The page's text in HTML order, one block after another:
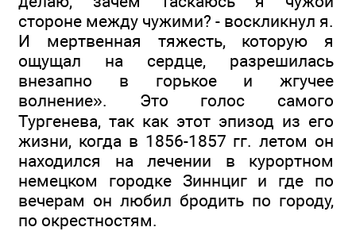
стороне между чужими? - воскликнул я.
И мертвенная тяжесть, которую я
ощущал на сердце, разрешилась
внезапно в горькое и жгучее
волнение». Это голос самого
Тургенева, так как этот эпизод из его
жизни, когда в 1856-1857 гг. летом он
находился на лечении в курортном
немецком городке Зиннциг и где по
вечерам он любил бродить по городу,
по окрестностям.